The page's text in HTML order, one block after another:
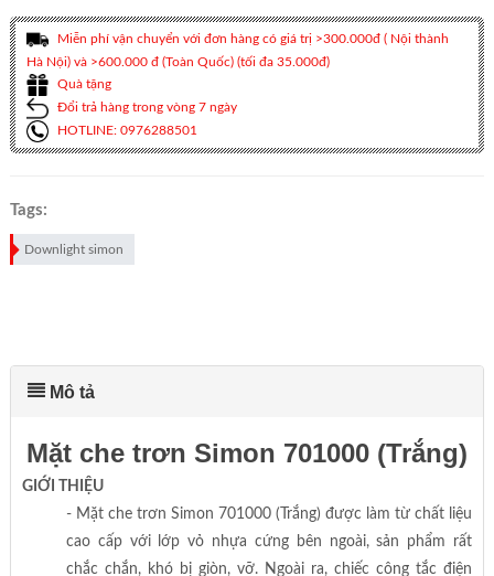
Miễn phí vận chuyển với đơn hàng có giá trị >300.000đ ( Nội thành
Hà Nội) và >600.000 đ (Toàn Quốc) (tối đa 35.000đ)
Quà tặng
Đổi trả hàng trong vòng 7 ngày
HOTLINE: 0976288501
Tags:
Downlight simon
Mô tả
Mặt che trơn Simon 701000 (Trắng)
GIỚI THIỆU
- Mặt che trơn Simon 701000 (Trắng) được làm từ chất liệu
cao cấp với lớp vỏ nhựa cứng bên ngoài, sản phẩm rất
chắc chắn, khó bị giòn, vỡ. Ngoài ra, chiếc công tắc điện